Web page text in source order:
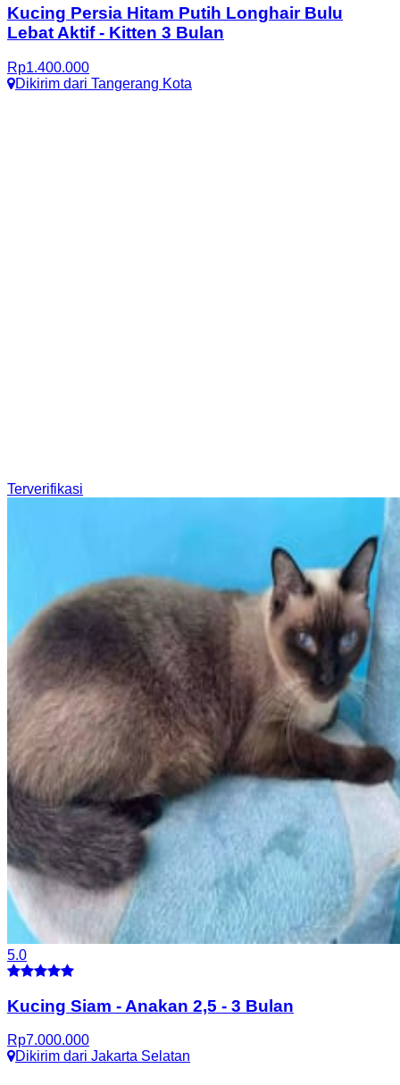
Kucing Persia Hitam Putih Longhair Bulu
Lebat Aktif- Kitten 3 Bulan
Rp1.400.000
Dikirim dari Tangerang Kota
Terverifikasi
5.0
Kucing Siam - Anakan 2,5 - 3 Bulan
Rp7.000.000
Dikirim dari Jakarta Selatan